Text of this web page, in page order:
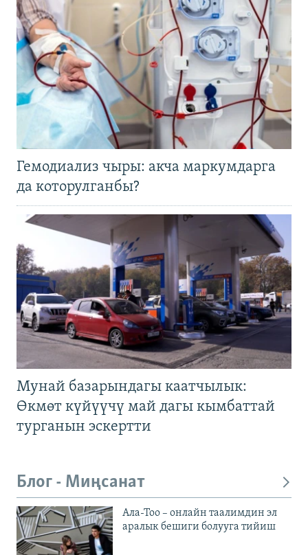
Гемодиализ чыры: акча маркумдарга
да которулганбы?
Мунай базарындагы каатчылык:
Өкмөт күйүүчү май дагы кымбаттай
турганын эскертти
Блог - Миңсанат
Ала-Тоо – онлайн таалимдин эл
аралык бешиги болууга тийиш